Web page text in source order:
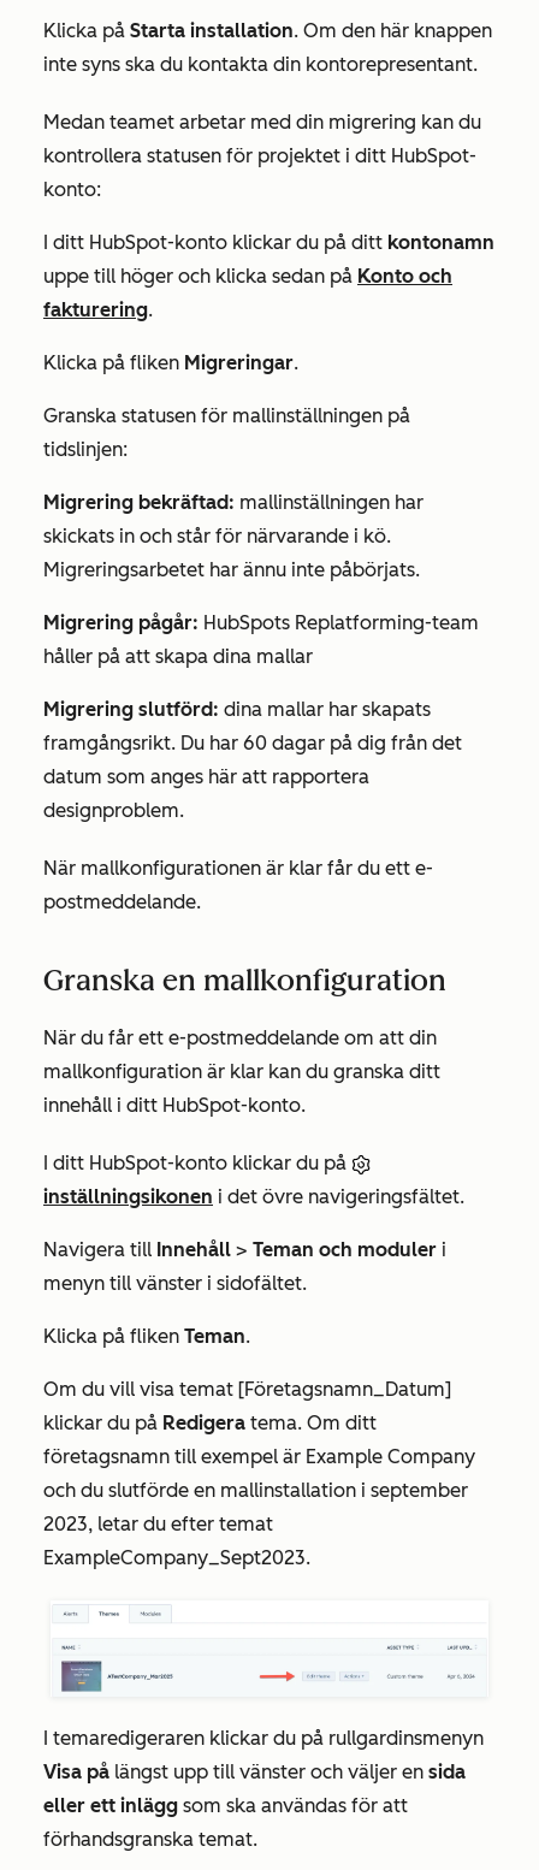
Klicka på Starta installation. Om den här knappen
inte syns ska du kontakta din kontorepresentant.
Medan teamet arbetar med din migrering kan du
kontrollera statusen för projektet i ditt HubSpot-
konto:
I ditt HubSpot-konto klickar du på ditt kontonamn
uppe till höger och klicka sedan på Konto och
fakturering.
Klicka på fliken Migreringar.
Granska statusen för mallinställningen på
tidslinjen:
Migrering bekräftad: mallinställningen har
skickats in och står för närvarande i kö.
Migreringsarbetet har ännu inte påbörjats.
Migrering pågår: HubSpots Replatforming-team
håller på att skapa dina mallar
Migrering slutförd: dina mallar har skapats
framgångsrikt. Du har 60 dagar på dig från det
datum som anges här att rapportera
designproblem.
När mallkonfigurationen är klar får du ett e-
postmeddelande.
Granska en mallkonfiguration
När du får ett e-postmeddelande om att din
mallkonfiguration är klar kan du granska ditt
innehåll i ditt HubSpot-konto.
I ditt HubSpot-konto klickar du på
inställningsikonen i det övre navigeringsfältet.
Navigera till Innehåll > Teman och moduler i
menyn till vänster i sidofältet.
Klicka på fliken Teman.
Om du vill visa temat [Företagsnamn_Datum]
klickar du på Redigera tema. Om ditt
företagsnamn till exempel är Example Company
och du slutförde en mallinstallation i september
2023, letar du efter temat
ExampleCompany_Sept2023.
I temaredigeraren klickar du på rullgardinsmenyn
Visa på längst upp till vänster och väljer en sida
eller ett inlägg som ska användas för att
förhandsgranska temat.